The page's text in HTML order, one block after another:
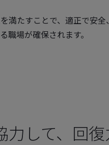
満たすことで、適正で安
職場が確保されます。
力して、回